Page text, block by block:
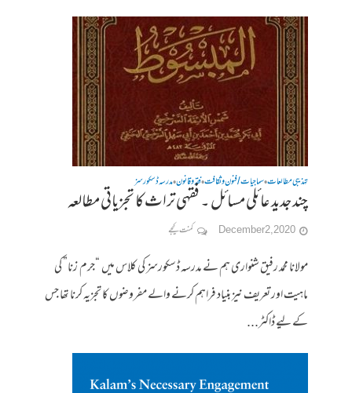
تہذیبی مطالعات•سماجیات / فنون وثقافت•فقہ وقانون•مدرسہ ڈسکورسز
چند جدید عائلی مسائل ۔ فقہی تراث کا تجزیاتی مطالعہ
December 2, 2020 کمنت کیجے
مولانا محمد رفیق شنواری ہم نے مدرسہ ڈسکورسز کی کلاس میں “جرم زنا” کی
ماہیت اور تعریف نیز بنیاد فراہم کرنے والے مفروضوں کا تجزیہ کرنا تھا جس
کے لیے ڈاکٹر...